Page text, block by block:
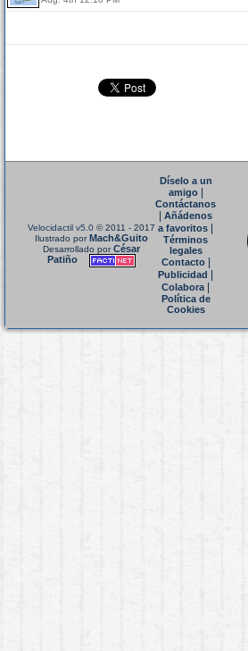
Velocidactil v5.0 © 2011 - 2017
Ilustrado porMach&Guito
Desarrollado porCésar
Patiño
Díselo a un
amigo|
Contáctanos
Añádenos
a favoritos
Términos
legales
Contacto|
Publicidad
Colabora|
Política de
Cookies